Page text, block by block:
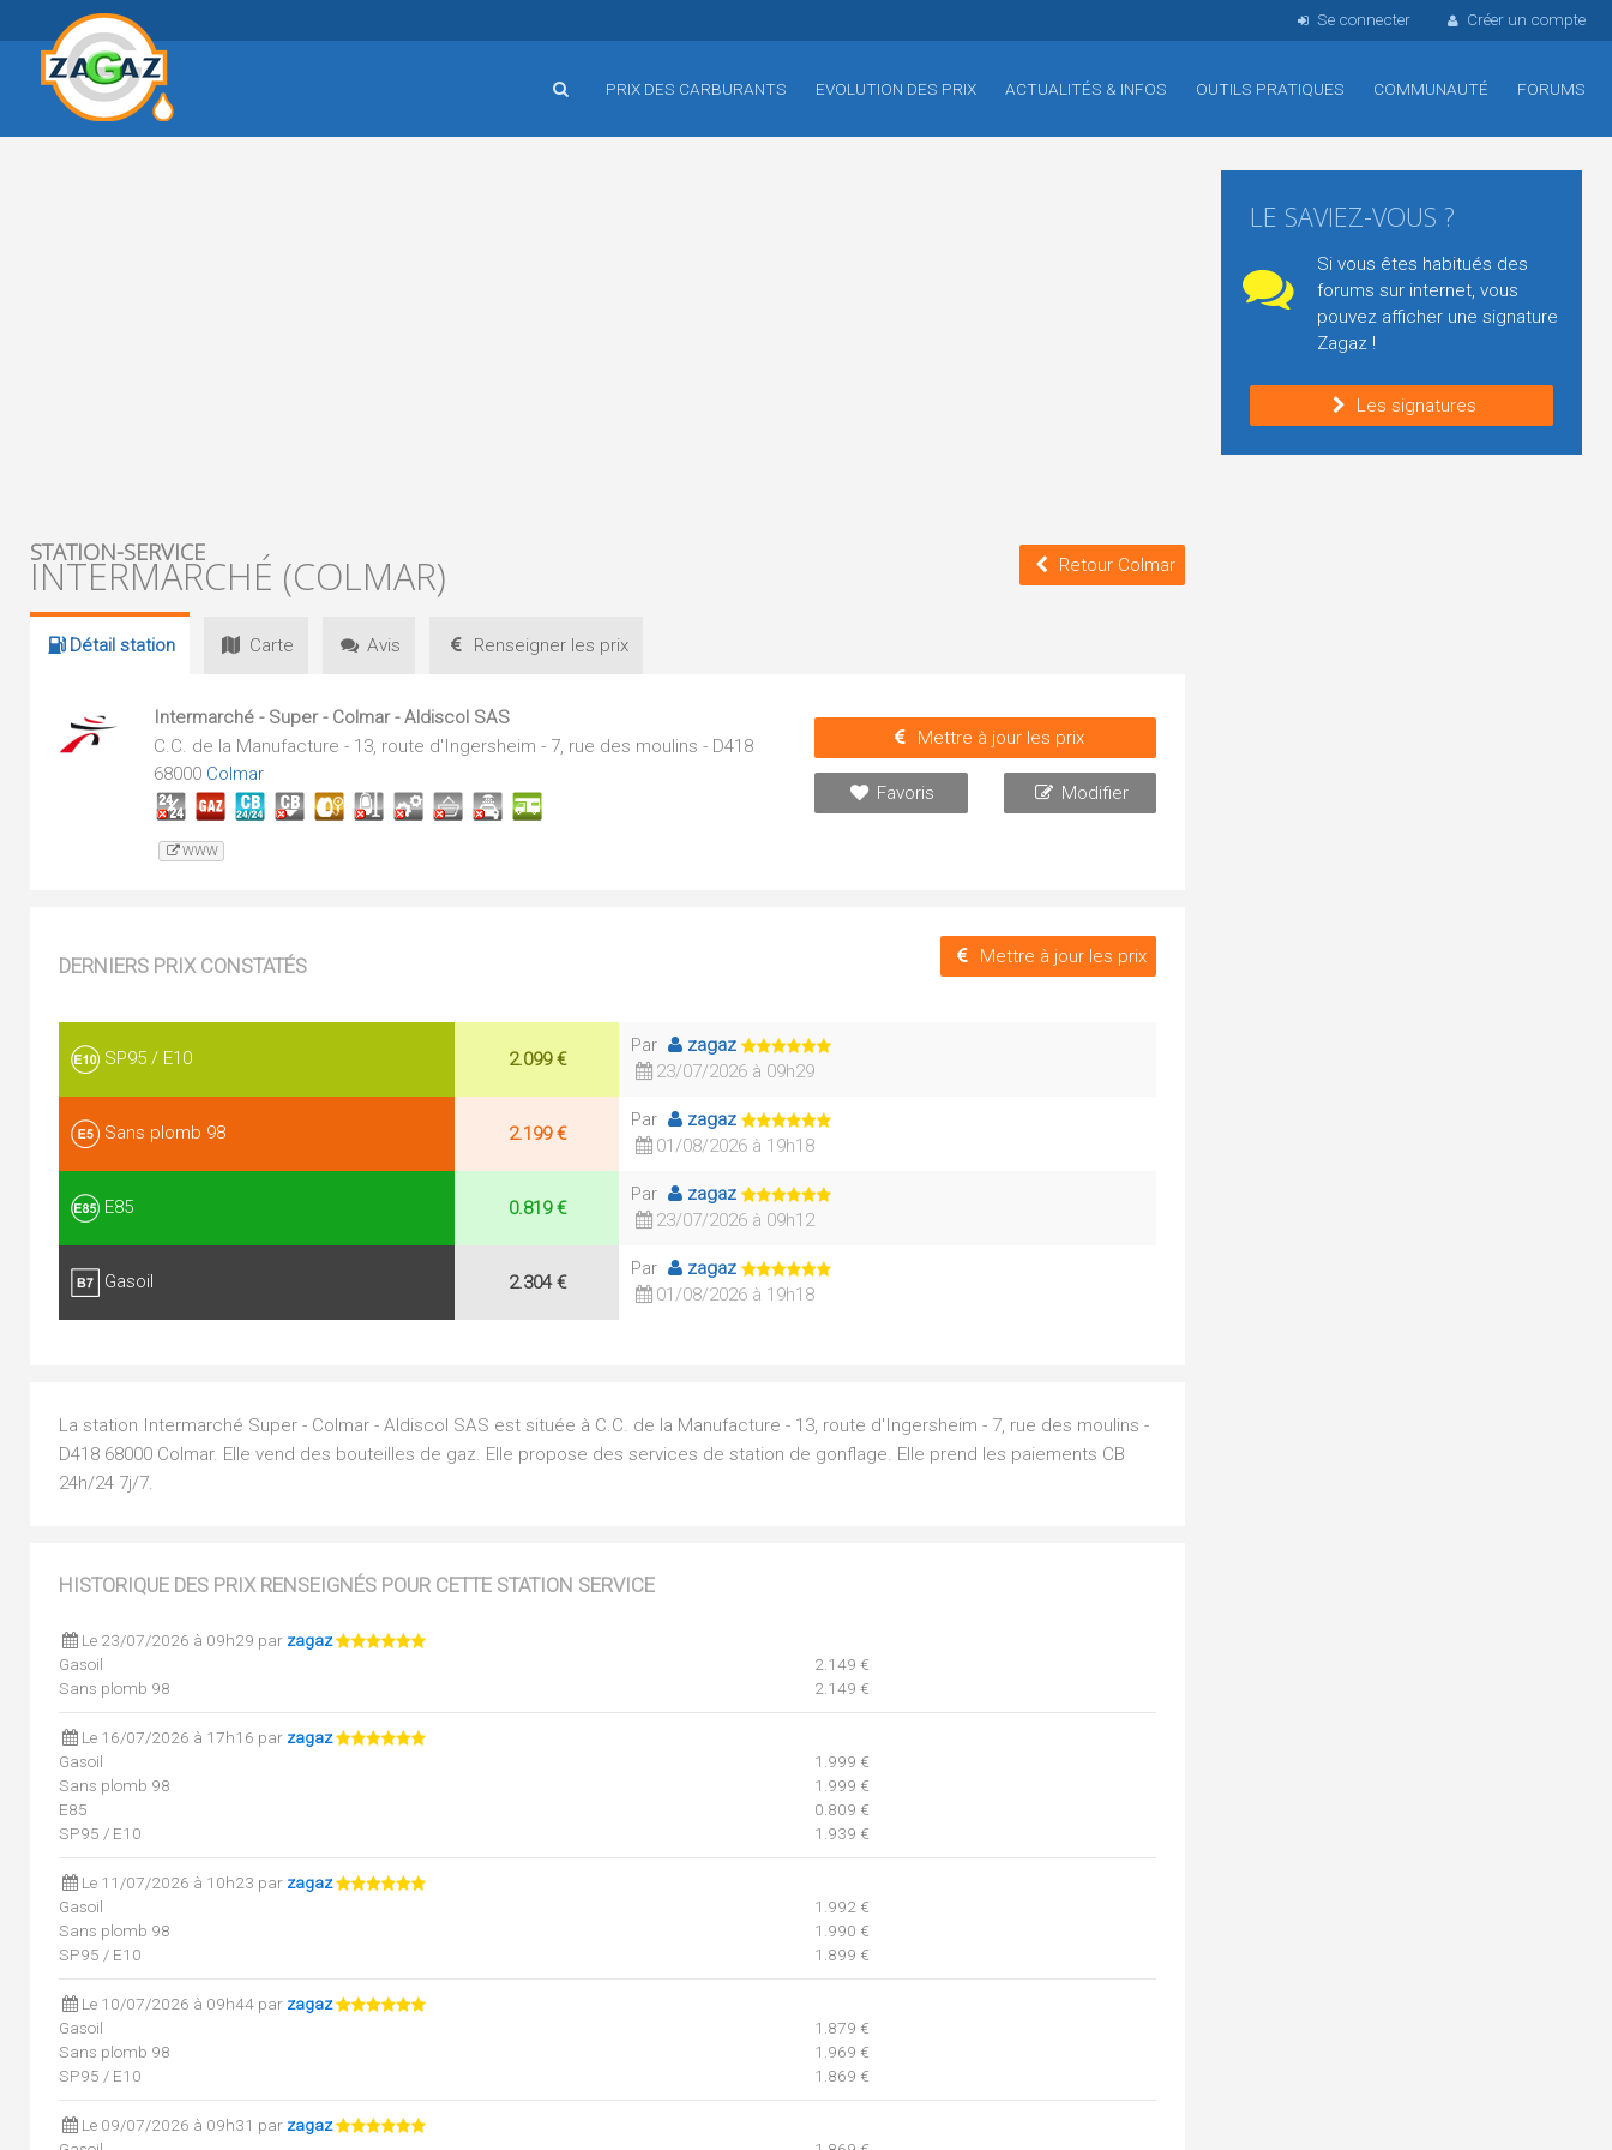
Se connecter Créer un compte
PRIX DES CARBURANTS EVOLUTION DES PRIX ACTUALITÉS & INFOS OUTILS PRATIQUES COMMUNAUTÉ FORUMS
STATION-SERVICE
INTERMARCHÉ (COLMAR) Retour Colmar
Détail station Carte Avis Renseigner les prix
Intermarché - Super - Colmar - Aldiscol SAS
C.C. de la Manufacture - 13, route d'Ingersheim - 7, rue des moulins - D418
68000 Colmar
WWW
Mettre à jour les prix
Favoris Modifier
DERNIERS PRIX CONSTATÉS Mettre à jour les prix
SP95 / E10 2.099 €
Par
zagaz
23/07/2026 à 09h29
Sans plomb 98 2.199 €
Par
zagaz
01/08/2026 à 19h18
E85 0.819 €
Par
zagaz
23/07/2026 à 09h12
Gasoil 2.304 €
Par
zagaz
01/08/2026 à 19h18
La station Intermarché Super - Colmar - Aldiscol SAS est située à C.C. de la Manufacture - 13, route d'Ingersheim - 7, rue des moulins -
D418 68000 Colmar. Elle vend des bouteilles de gaz. Elle propose des services de station de gonflage. Elle prend les paiements CB
24h/24 7j/7.
HISTORIQUE DES PRIX RENSEIGNÉS POUR CETTE STATION SERVICE
Le 23/07/2026 à 09h29 par zagaz
Gasoil
2.149 €
Sans plomb 98
2.149 €
Le 16/07/2026 à 17h16 par zagaz
Gasoil
1.999 €
Sans plomb 98
1.999 €
E85
0.809 €
SP95 / E10
1.939 €
Le 11/07/2026 à 10h23 par zagaz
Gasoil
1.992 €
Sans plomb 98
1.990 €
SP95 / E10
1.899 €
Le 10/07/2026 à 09h44 par zagaz
Gasoil
1.879 €
Sans plomb 98
1.969 €
SP95 / E10
1.869 €
Le 09/07/2026 à 09h31 par zagaz
LE SAVIEZ-VOUS ?
Si vous êtes habitués des
forums sur internet, vous
pouvez afficher une signature
Zagaz !
Les signatures